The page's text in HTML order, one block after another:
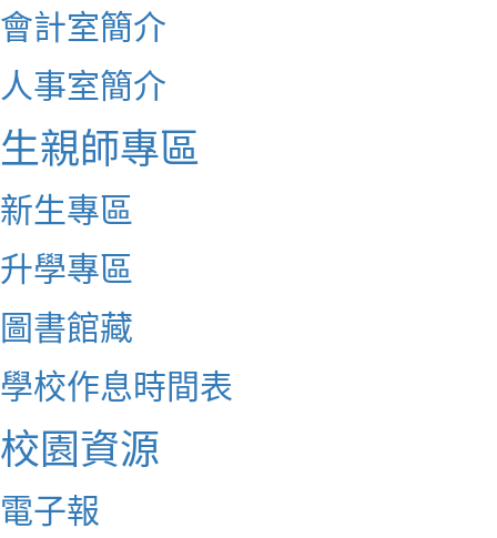
會計室簡介
人事室簡介
生親師專區
新生專區
升學專區
圖書館藏
學校作息時間表
校園資源
電子報